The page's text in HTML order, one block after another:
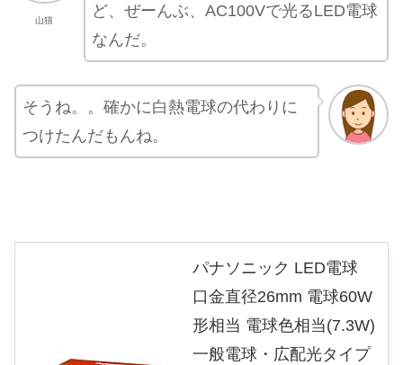
山猫
ど、ぜーんぶ、AC100Vで光るLED電球
なんだ。
そうね。。確かに白熱電球の代わりに
つけたんだもんね。
パナソニック LED電球
口金直径26mm 電球60W
形相当 電球色相当(7.3W)
一般電球・広配光タイプ